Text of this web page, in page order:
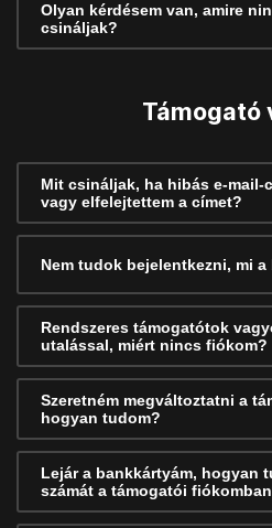
Olyan kérdésem van, amire
csináljak?
Támogató
Mit csináljak, ha hibás e-mail-
vagy elfelejtettem a címet?
Nem tudok bejelentkezni, mi a
Rendszeres támogatótok
utalással, miért nincs fiókom?
Szeretném megváltoztatni a
hogyan tudom?
Lejár a bankkártyám, hogyan
számát a támogatói